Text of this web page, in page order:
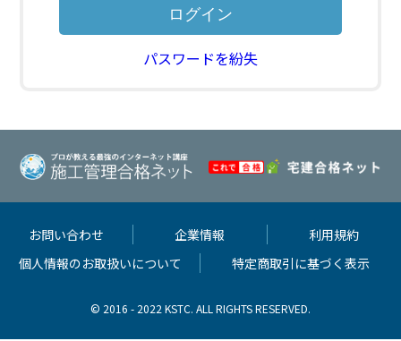
パスワードを紛失
お問い合わせ 企業情報
利用規約
個人情報のお取扱いについて
特定商取引に基づく表示
© 2016 - 2022 KSTC. ALL RIGHTS RESERVED.